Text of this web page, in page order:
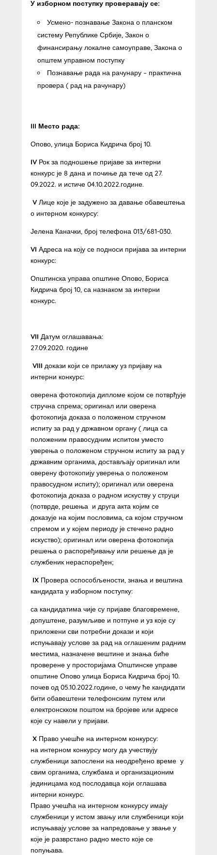
У изборном поступку проверавају се:
Усмено- познавање Закона о планском
систему Републике Србије, Закон о
финансирању локалне самоуправе, Закона о
општем управном поступку
Познавање рада на рачунару – практична
провера ( рад на рачунару)
III Место рада:
Опово, улица Бориса Кидрича број 10.
IV Рок за подношење пријаве за интерни
конкурс је 8 дана и почиње да тече од 27.
09.2022. и истиче 04.10.2022.године.
V Лице које је задужено за давање обавештења
о интерном конкурсу:
Јелена Каначки, број телефона 013/681-030.
VI Адреса на коју се подноси пријава за интерни
конкурс:
Општинска управа општине Опово, Бориса
Кидрича број 10, са назнаком за интерни
конкурс.
VII Датум оглашавања:
27.09.2020. године
VIII докази који се прилажу уз пријаву на
интерни конкурс:
оверена фотокопија дипломе којом се потврђује
стручна спрема; оригинал или оверена
фотокопија доказа о положеном стручном
испиту за рад у државном органу ( лица са
положеним правосудним испитом уместо
уверења о положеном стручном испиту за рад у
државним органима, достављају оригинал или
оверену фотокопију уверења о положеном
правосудном испиту); оригинал или оверена
фотокопија доказа о радном искуству у струци
(потврде, решења и друга акта којим се
доказује на којим пословима, са којом стручном
спремом и у којем периоду је стечено радно
искуство); оригинал или оверена фотокопија
решења о распоређивању или решење да је
службеник нераспоређен;
IXПровера оспособљености, знања и вештина
кандидата у изборном поступку:
са кандидатима чије су пријаве благовремене,
допуштене, разумљиве и потпуне и уз које су
приложени сви потребни докази и који
испуњавају услове за рад на оглашеним радним
местима, назначене вештине и знања биће
проверене у просторијама Општинске управе
општине Опово улица Бориса Кидрича број 10.
почев од 05.10.2022.године, о чему ће кандидати
бити обавештени телефонским путем или
електронскком поштом на бројеве или адресе
које су навели у пријави.
XПраво учешће на интерном конкурсу:
на интерном конкурсу могу да учествују
службеници запослени на неодређено време у
свим органима, службама и организационим
јединицама код послодавца који оглашава
интерни конкурс.
Право учешћа на интерном конкурсу имају
службеници у истом звању или службеници који
испуњавају услове за напредовање у звање у
које је разврстано радно место које се
попуњава.